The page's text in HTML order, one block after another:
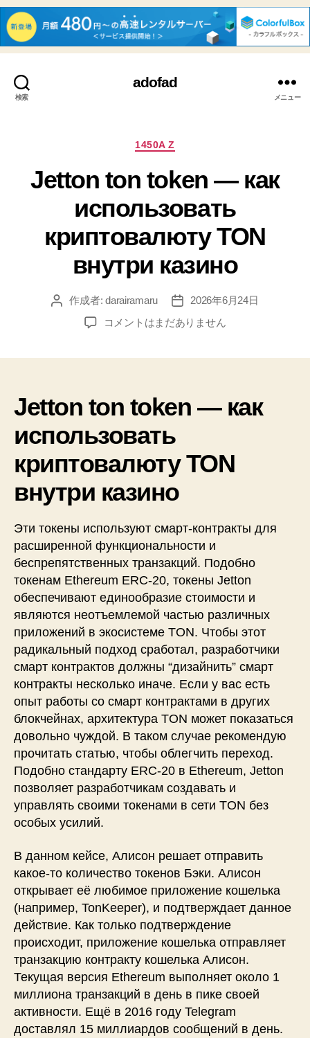
検索
adofad
メニュー
カ
ゴ
リ
ー
1450A Z
Jetton ton token — как
использовать
криптовалюту TON
внутри казино
投
作成者:darairamaru
投
稿
日
2026年6月24日
Jetton
использовать
криптовалюту
TON
внутри
казино
へ
の
コメントはまだありません
Jetton ton token — как
использовать
криптовалюту TON
внутри казино
Эти токены используют смарт-контракты для
расширенной функциональности и
беспрепятственных транзакций. Подобно
токенам Ethereum ERC-20, токены Jetton
обеспечивают единообразие стоимости и
являются неотъемлемой частью различных
приложений в экосистеме TON. Чтобы этот
радикальный подход сработал, разработчики
смарт контрактов должны “дизайнить” смарт
контракты несколько иначе. Если у вас есть
опыт работы со смарт контрактами в других
блокчейнах, архитектура TON может показаться
довольно чуждой. В таком случае рекомендую
прочитать статью, чтобы облегчить переход.
Подобно стандарту ERC-20 в Ethereum, Jetton
позволяет разработчикам создавать и
управлять своими токенами в сети TON без
особых усилий.
В данном кейсе, Алисон решает отправить
какое-то количество токенов Бэки. Алисон
открывает её любимое приложение кошелька
(например, TonKeeper), и подтверждает данное
действие. Как только подтверждение
происходит, приложение кошелька отправляет
транзакцию контракту кошелька Алисон.
Текущая версия Ethereum выполняет около 1
миллиона транзакций в день в пике своей
активности. Ещё в 2016 году Telegram
доставлял 15 миллиардов сообщений в день.